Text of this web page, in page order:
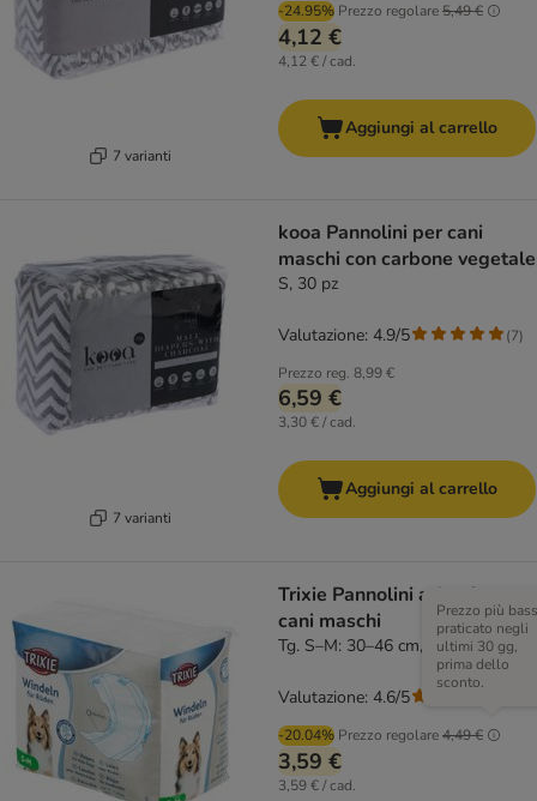
7 varianti
-24.95% Prezzo regolare5,49 €
4,12 €
4,12 € / cad.
Aggiungi al carrello
7 varianti
kooa Pannolini per cani
maschi con carbone vegetale
S, 30 pz
Prezzo reg. 8,99 €
6,59 €
3,30 € / cad.
Valutazione: 4.9/5 (7)
Aggiungi al carrello
Trixie Pannolini a fascia per
cani maschi
Tg. S–M: 30–46 cm, 12 pz
-20.04% Prezzo regolare4,49 €
Prezzo più
praticato negli
ultimi 30 gg,
prima dello
sconto.
3,59 €
3,59 € / cad.
Valutazione: 4.6/5